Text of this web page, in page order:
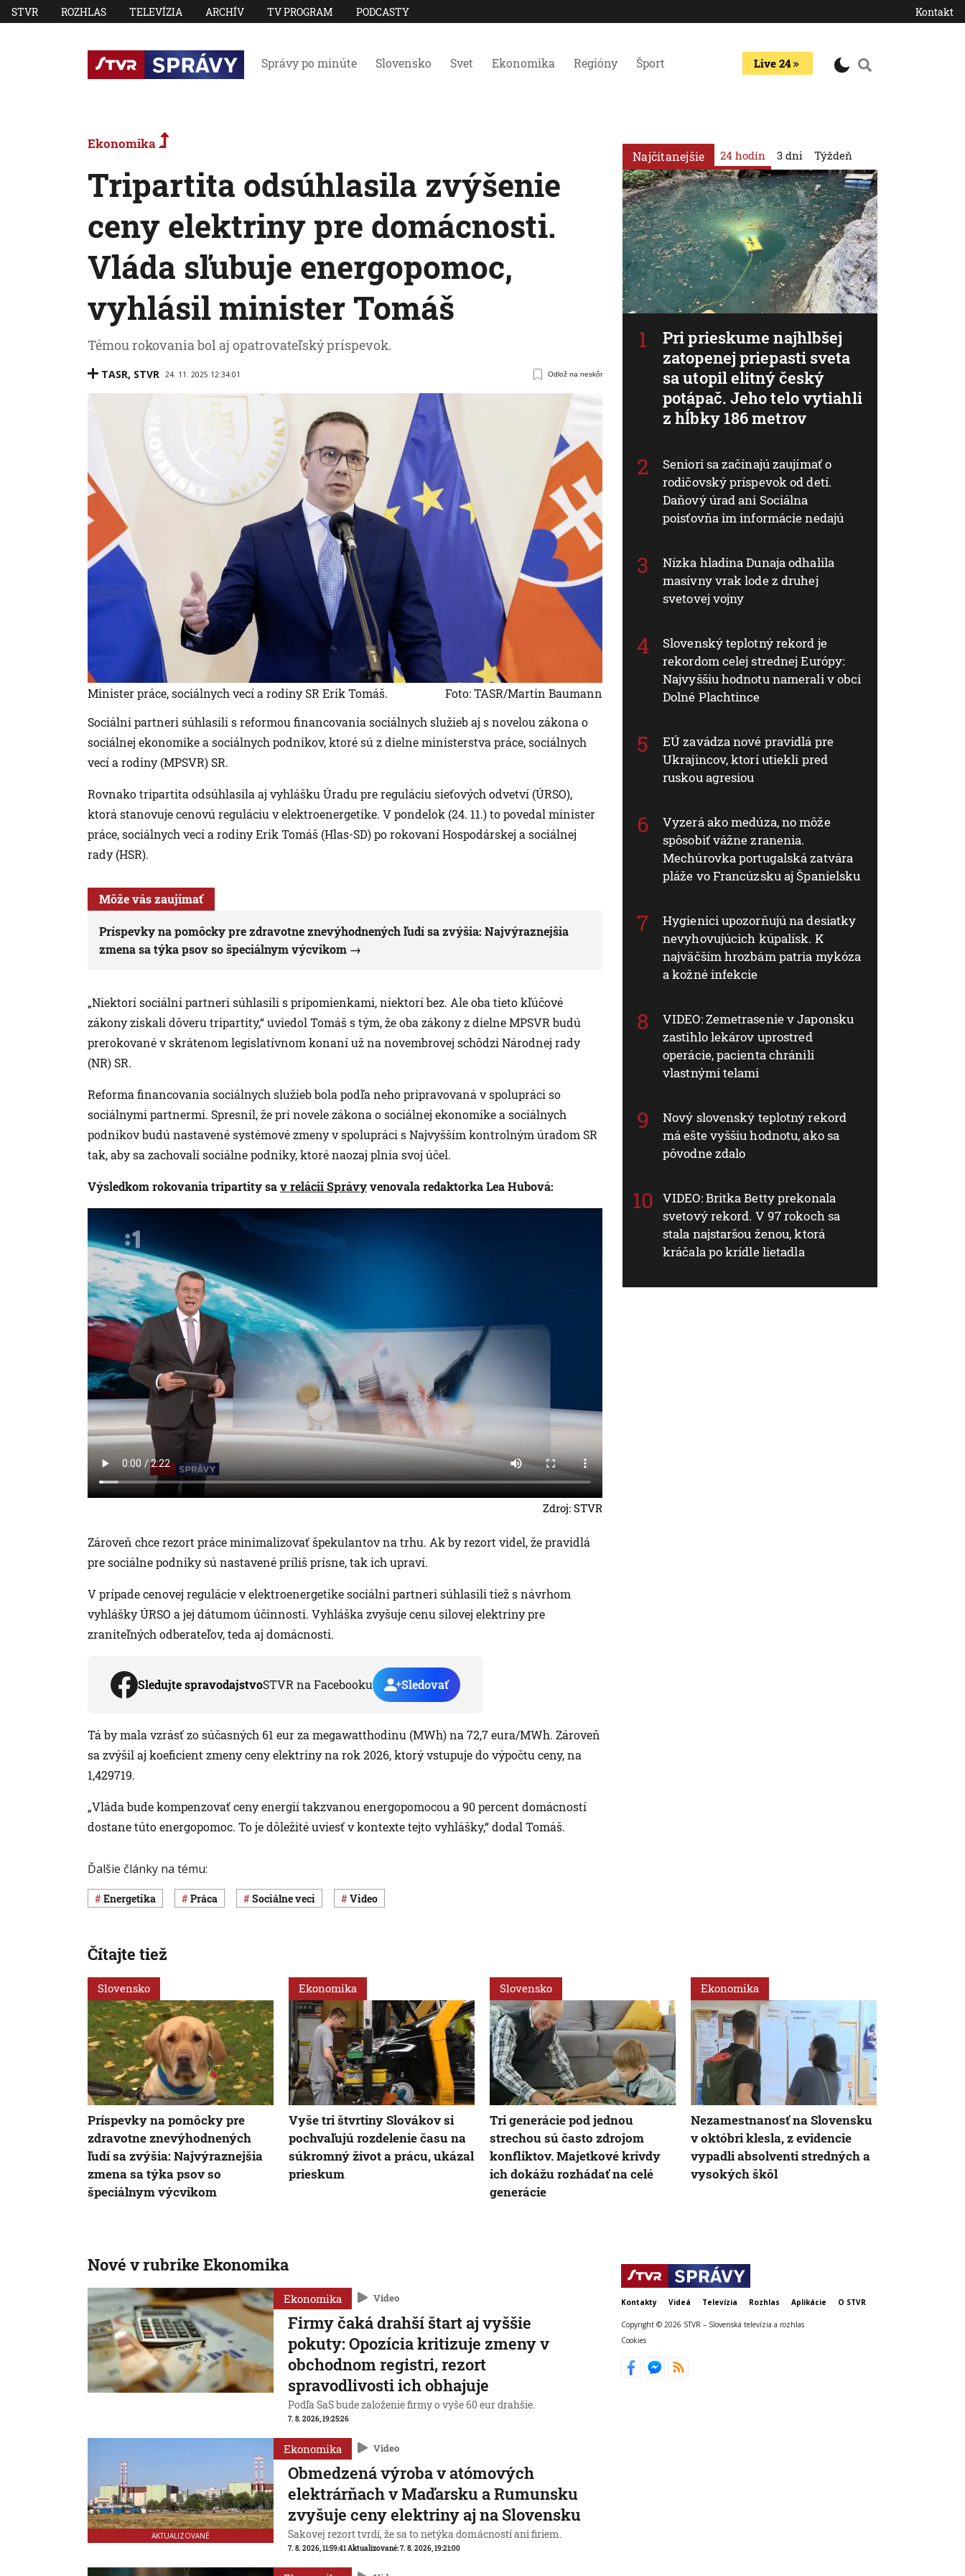
STVR ROZHLAS TELEVÍZIA ARCHÍV TV PROGRAM PODCASTY Kontakt
Správy po minúte Slovensko Svet Ekonomika Regióny Šport Live 24
Ekonomika
Tripartita odsúhlasila zvýšenie
ceny elektriny pre domácnosti.
Vláda sľubuje energopomoc,
vyhlásil minister Tomáš
Témou rokovania bol aj opatrovateľský príspevok.
TASR, STVR 24. 11. 2025 12:34:01 Odlož na neskôr
Minister práce, sociálnych vecí a rodiny SR Erik Tomáš.
Foto: TASR/Martin Baumann
Sociálni partneri súhlasili s reformou financovania sociálnych služieb aj s novelou zákona o
sociálnej ekonomike a sociálnych podnikov, ktoré sú z dielne ministerstva práce, sociálnych
vecí a rodiny (MPSVR) SR.
Rovnako tripartita odsúhlasila aj vyhlášku Úradu pre reguláciu sieťových odvetví (ÚRSO),
ktorá stanovuje cenovú reguláciu v elektroenergetike. V pondelok (24. 11.) to povedal minister
práce, sociálnych vecí a rodiny Erik Tomáš (Hlas-SD) po rokovaní Hospodárskej a sociálnej
rady (HSR).
Môže vás zaujímať
Príspevky na pomôcky pre zdravotne znevýhodnených ľudí sa zvýšia: Najvýraznejšia
zmena sa týka psov so špeciálnym výcvikom
„Niektorí sociálni partneri súhlasili s pripomienkami, niektorí bez. Ale oba tieto kľúčové
zákony získali dôveru tripartity,“ uviedol Tomáš s tým, že oba zákony z dielne MPSVR budú
prerokované v skrátenom legislatívnom konaní už na novembrovej schôdzi Národnej rady
(NR) SR.
Reforma financovania sociálnych služieb bola podľa neho pripravovaná v spolupráci so
sociálnymi partnermi. Spresnil, že pri novele zákona o sociálnej ekonomike a sociálnych
podnikov budú nastavené systémové zmeny v spolupráci s Najvyšším kontrolným úradom SR
tak, aby sa zachovali sociálne podniky, ktoré naozaj plnia svoj účel.
Výsledkom rokovania tripartity sav relácii Správyvenovala redaktorka Lea Hubová:
Zdroj: STVR
Zároveň chce rezort práce minimalizovať špekulantov na trhu. Ak by rezort videl, že pravidlá
pre sociálne podniky sú nastavené príliš prísne, tak ich upraví.
V prípade cenovej regulácie v elektroenergetike sociálni partneri súhlasili tiež s návrhom
vyhlášky ÚRSO a jej dátumom účinnosti. Vyhláška zvyšuje cenu silovej elektriny pre
zraniteľných odberateľov, teda aj domácnosti.
Sledujte spravodajstvoSTVR na Facebooku Sledovať
Tá by mala vzrásť zo súčasných 61 eur za megawatthodinu (MWh) na 72,7 eura/MWh. Zároveň
sa zvýšil aj koeficient zmeny ceny elektriny na rok 2026, ktorý vstupuje do výpočtu ceny, na
1,429719.
„Vláda bude kompenzovať ceny energií takzvanou energopomocou a 90 percent domácností
dostane túto energopomoc. To je dôležité uviesť v kontexte tejto vyhlášky,“ dodal Tomáš.
Ďalšie články na tému:
Energetika Práca Sociálne veci Video
Najčítanejšie 24 hodín
Pri prieskume najhlbšej
zatopenej priepasti sveta
sa utopil elitný český
potápač. Jeho telo vytiahli
z hĺbky 186 metrov
Seniori sa začínajú zaujímať o
rodičovský príspevok od detí.
Daňový úrad ani Sociálna
poisťovňa im informácie nedajú
Nízka hladina Dunaja odhalila
masívny vrak lode z druhej
svetovej vojny
Slovenský teplotný rekord je
rekordom celej strednej Európy:
Najvyššiu hodnotu namerali v obci
Dolné Plachtince
EÚ zavádza nové pravidlá pre
Ukrajincov, ktorí utiekli pred
ruskou agresiou
Vyzerá ako medúza, no môže
spôsobiť vážne zranenia.
Mechúrovka portugalská zatvára
pláže vo Francúzsku aj Španielsku
Hygienici upozorňujú na desiatky
nevyhovujúcich kúpalísk. K
najväčším hrozbám patria mykóza
a kožné infekcie
VIDEO: Zemetrasenie v Japonsku
zastihlo lekárov uprostred
operácie, pacienta chránili
vlastnými telami
Nový slovenský teplotný rekord
má ešte vyššiu hodnotu, ako sa
pôvodne zdalo
VIDEO: Britka Betty prekonala
svetový rekord. V 97 rokoch sa
stala najstaršou ženou, ktorá
kráčala po krídle lietadla
3 dni Týždeň
Čítajte tiež
Slovensko
Príspevky na pomôcky pre
zdravotne znevýhodnených
ľudí sa zvýšia: Najvýraznejšia
zmena sa týka psov so
špeciálnym výcvikom
Ekonomika
Vyše tri štvrtiny Slovákov si
pochvaľujú rozdelenie času na
súkromný život a prácu, ukázal
prieskum
Slovensko
Tri generácie pod jednou
strechou sú často zdrojom
konfliktov. Majetkové krivdy
ich dokážu rozhádať na celé
generácie
Ekonomika
Nezamestnanosť na Slovensku
v októbri klesla, z evidencie
vypadli absolventi stredných a
vysokých škôl
Nové v rubrike Ekonomika
Ekonomika Video
Firmy čaká drahší štart aj vyššie
pokuty: Opozícia kritizuje zmeny v
obchodnom registri, rezort
spravodlivosti ich obhajuje
Podľa SaS bude založenie firmy o vyše 60 eur drahšie.
7. 8. 2026, 19:25:26
AKTUALIZOVANÉ
Ekonomika Video
Obmedzená výroba v atómových
elektrárňach v Maďarsku a Rumunsku
zvyšuje ceny elektriny aj na Slovensku
Sakovej rezort tvrdí, že sa to netýka domácností ani firiem.
7. 8. 2026, 11:59:41Aktualizované:7. 8. 2026, 19:21:00
Kontakty Videá Televízia Rozhlas Aplikácie O STVR
Copyright © 2026 STVR – Slovenská televízia a rozhlas
Cookies